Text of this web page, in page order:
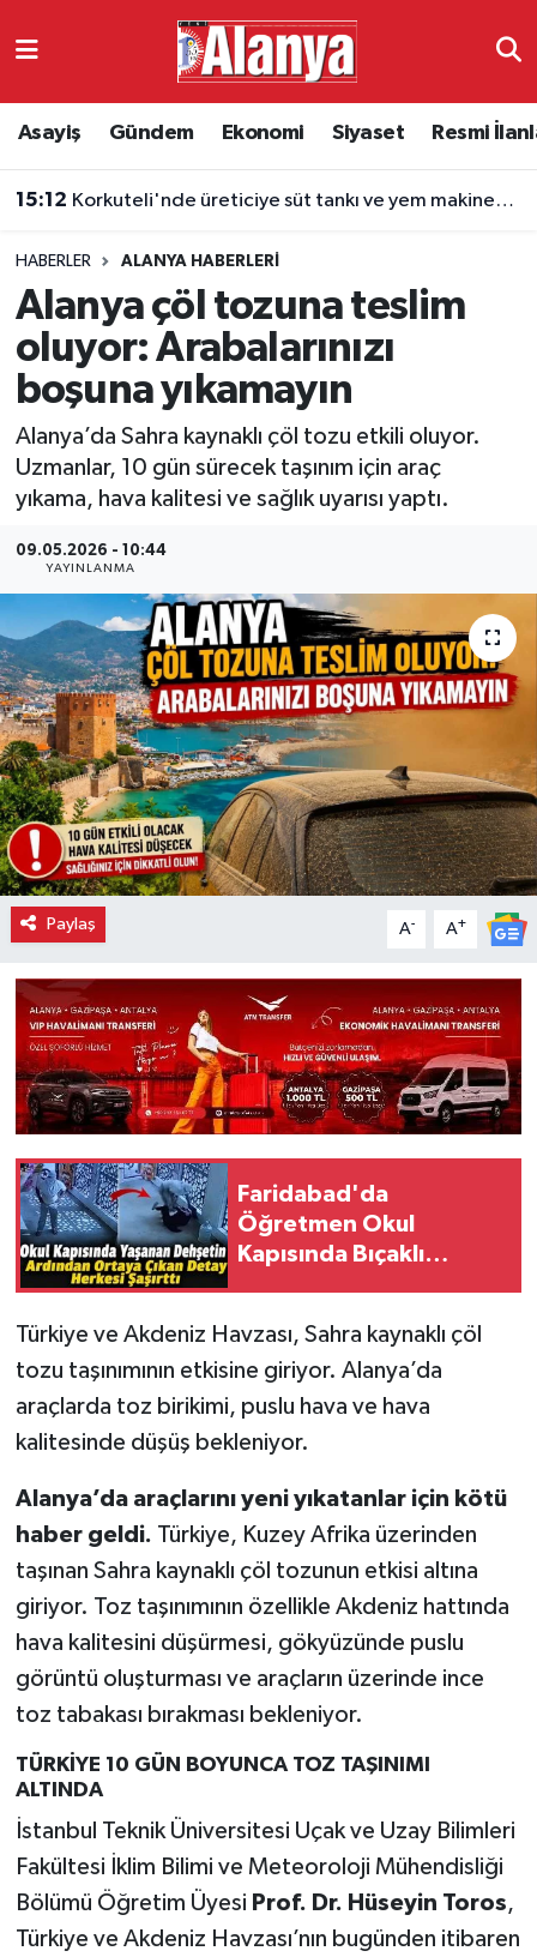
Asayiş Gündem Ekonomi Siyaset Resmi
15:12 Korkuteli'nde üreticiye süt tankı ve yem makinesi desteği
HABERLER ALANYA HABERLERI
Alanya çöl tozuna teslim
oluyor: Arabalarınızı
boşuna yıkamayın
Alanya’da Sahra kaynaklı çöl tozu etkili oluyor.
Uzmanlar, 10 gün sürecek taşınım için araç
yıkama, hava kalitesi ve sağlık uyarısı yaptı.
09.05.2026 - 10:44
YAYINLANMA
Paylaş A- A+
Faridabad'da
Öğretmen Okul
Kapısında Bıçaklı
Türkiye ve Akdeniz Havzası, Sahra kaynaklı çöl
tozu taşınımının etkisine giriyor. Alanya’da
araçlarda toz birikimi, puslu hava ve hava
kalitesinde düşüş bekleniyor.
Alanya’da araçlarını yeni yıkatanlar için kötü
haber geldi. Türkiye, Kuzey Afrika üzerinden
taşınan Sahra kaynaklı çöl tozunun etkisi altına
giriyor. Toz taşınımının özellikle Akdeniz hattında
hava kalitesini düşürmesi, gökyüzünde puslu
görüntü oluşturması ve araçların üzerinde ince
toz tabakası bırakması bekleniyor.
TÜRKİYE 10 GÜN BOYUNCA TOZ TAŞINIMI
ALTINDA
İstanbul Teknik Üniversitesi Uçak ve Uzay Bilimleri
Fakültesi İklim Bilimi ve Meteoroloji Mühendisliği
Bölümü Öğretim Üyesi Prof. Dr. Hüseyin Toros,
Türkiye ve Akdeniz Havzası’nın bugünden itibaren
Ekonomi
Resmi İlanlar
Alanyaspor
Turizm
Antalya Namaz Vakitleri
Süper Lig Puan Durumu ve Fikstür
Tüm Manşetler
Son Dakika Haberleri